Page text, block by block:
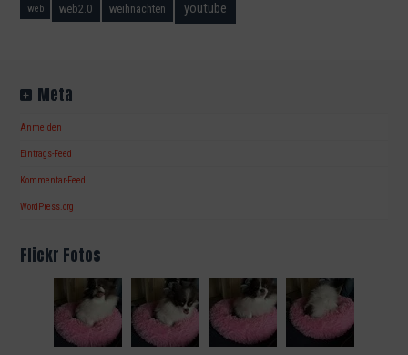
web web2.0 weihnachten youtube
Meta
Anmelden
Eintrags-Feed
Kommentar-Feed
WordPress.org
Flickr Fotos